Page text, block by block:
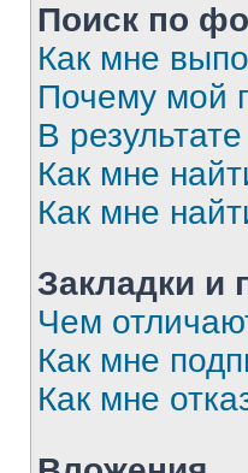
Поиск по
Как мне
Почему мой
В
Как мне
Как мне
Закладки и
Чем
Как мне
Как мне